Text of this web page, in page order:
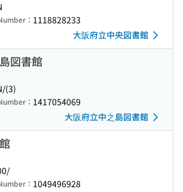
： 1118828233
大阪府立中央図書館
図書館
(3)
： 1417054069
大阪府立中之島図書館
： 1049496928